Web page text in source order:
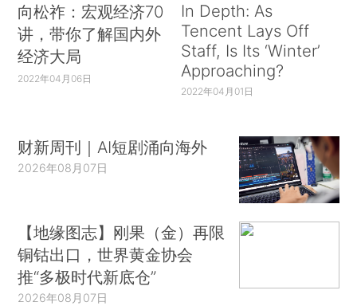
向松祚：宏观经济70
讲，带你了解国内外
经济大局
2022年04月06日
In Depth: As
Tencent Lays Off
Staff, Is Its ‘Winter’
Approaching?
2022年04月01日
财新周刊｜AI短剧涌向海外
2026年08月07日
【地缘图志】刚果（金）再限
铜钴出口，世界黄金协会
推“多极时代新底仓”
2026年08月07日